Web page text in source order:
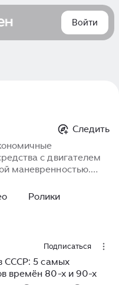
Войти
Следить
с двигателем
маневренностью.
пробки и
низким
так и тем, кто
вариант для
сочетают в себе
что делает их
Ролики
Подписаться
СССР: 5 самых
времён 80-х и 90-х